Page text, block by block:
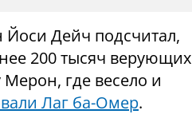
Йоси Дейч подсчитал,
200 тысяч верующих
Мерон, где весело и
Лаг ба-Омер.